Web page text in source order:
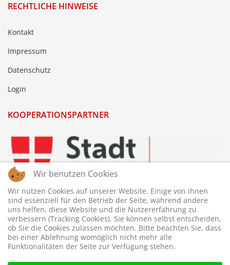
RECHTLICHE HINWEISE
Kontakt
Impressum
Datenschutz
Login
KOOPERATIONSPARTNER
Wir benutzen Cookies
Wir nutzen Cookies auf unserer Website. Einige von ihnen
sind essenziell für den Betrieb der Seite, während andere
uns helfen, diese Website und die Nutzererfahrung zu
verbessern (Tracking Cookies). Sie können selbst entscheiden,
ob Sie die Cookies zulassen möchten. Bitte beachten Sie, dass
bei einer Ablehnung womöglich nicht mehr alle
Funktionalitäten der Seite zur Verfügung stehen.